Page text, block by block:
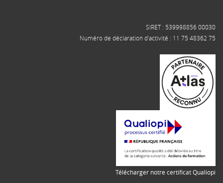
SIRET : 539998856 00030
Numéro de déclaration d'activité : 11 75 48362 75
Télécharger notre certificat Qualiopi